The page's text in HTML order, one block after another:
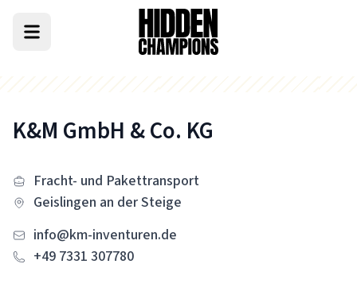
K&M GmbH & Co. KG
Fracht- und Pakettransport
Geislingen an der Steige
info@km-inventuren.de
+49 7331 307780